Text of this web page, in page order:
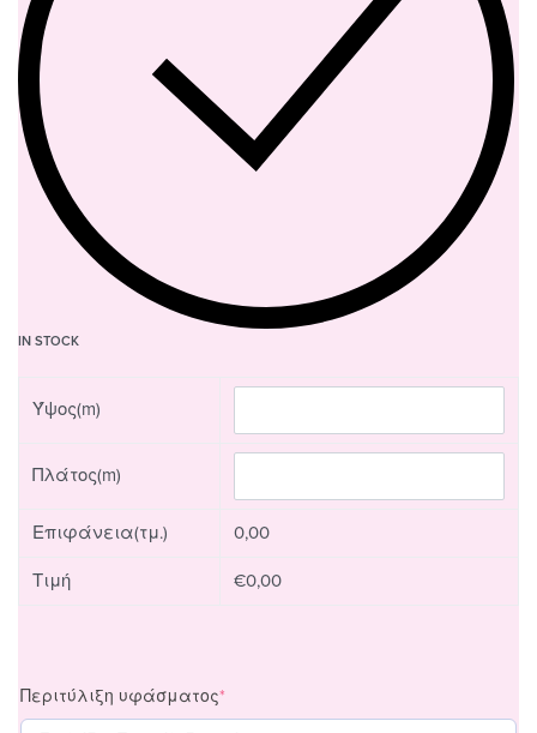
IN STOCK
Ύψος(m)
Πλάτος(m)
Επιφάνεια(τμ.) 0,00
Τιμή €0,00
Περιτύλιξη υφάσματος*